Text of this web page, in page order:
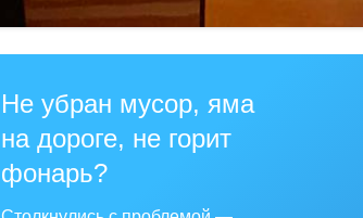
Не убран мусор, яма
на дороге, не горит
фонарь?